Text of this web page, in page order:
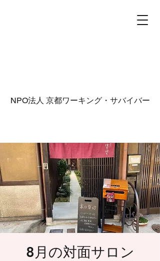
NPO法人 京都ワーキング・サバイバー
8月の対面サロン